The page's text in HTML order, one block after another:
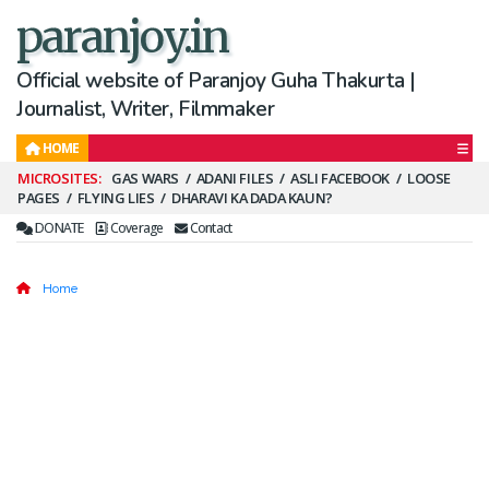
paranjoy.in
Official website of Paranjoy Guha Thakurta |
Journalist, Writer, Filmmaker
HOME
Secondary
Menu
GAS WARS ADANI FILES ASLI FACEBOOK
LOOSE
PAGES
FLYING LIES DHARAVI KA DADA KAUN?
DONATE Coverage Contact
Home